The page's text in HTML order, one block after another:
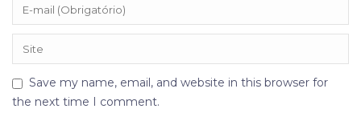
Save my name, email, and website in this browser for
the next time I comment.